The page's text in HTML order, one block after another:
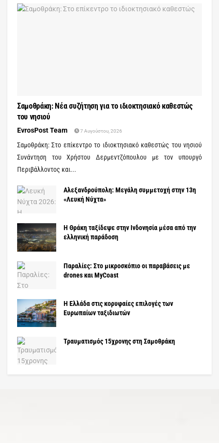
Σαμοθράκη: Νέα συζήτηση για το ιδιοκτησιακό καθεστώς
του νησιού
EvrosPost Team 7 Αυγούστου, 2026
Σαμοθράκη: Στο επίκεντρο το ιδιοκτησιακό καθεστώς του νησιού
Συνάντηση του Χρήστου Δερμεντζόπουλου με τον υπουργό
Περιβάλλοντος και...
Αλεξανδρούπολη: Μεγάλη συμμετοχή στην 13η
«Λευκή Νύχτα»
Η Θράκη ταξίδεψε στην Ινδονησία μέσα από την
ελληνική παράδοση
Παραλίες: Στο μικροσκόπιο οι παραβάσεις με
drones και MyCoast
Η Ελλάδα στις κορυφαίες επιλογές των
Ευρωπαίων ταξιδιωτών
Τραυματισμός 15χρονης στη Σαμοθράκη